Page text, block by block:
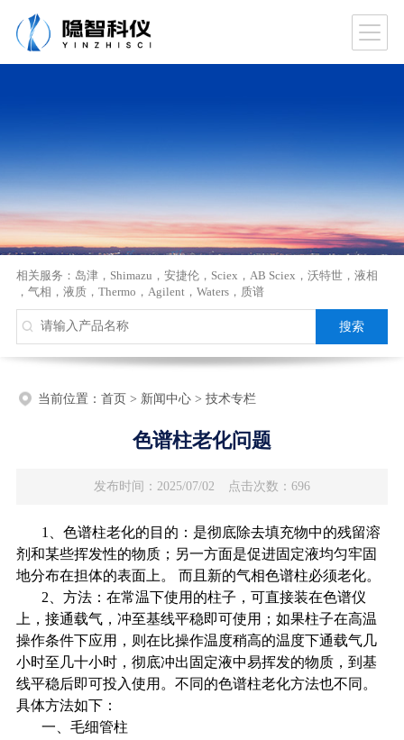
相关服务： 岛津， Shimazu ， 安捷伦， Sciex ， AB Sciex ， 沃特世， 液相
， 气相 ， 液质， Thermo ， Agilent ， Waters， 质谱
当前位置： 首页> 新闻中心> 技术专栏
色谱柱老化问题
发布时间：2025/07/02 点击次数：696
1、色谱柱老化的目的：是彻底除去填充物中的残留溶
剂和某些挥发性的物质；另一方面是促进固定液均匀牢固
地分布在担体的表面上。
而且新的气相色谱柱必须老化。
2、方法：在常温下使用的柱子，可直接装在色谱仪
上，接通载气，冲至基线平稳即可使用；如果柱子在高温
操作条件下应用，则在比操作温度稍高的温度下通载气几
小时至几十小时，彻底冲出固定液中易挥发的物质，到基
线平稳后即可投入使用。不同的色谱柱老化方法也不同。
具体方法如下：
一、毛细管柱